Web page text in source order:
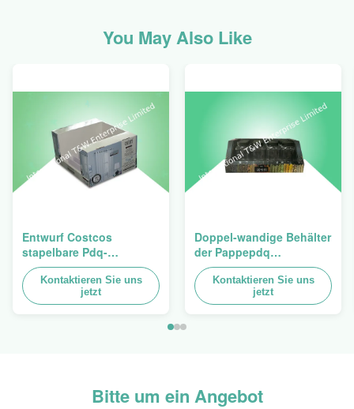
You May Also Like
Entwurf Costcos
stapelbare Pdq-
Hochleistungsbehälter
zum Verkauf des
Vorhangs, Last 100kgs
Kontaktieren Sie uns
jetzt
Doppel-wandige Behälter
der Pappepdq
Hochleistungsstackup
für die Förderung von
Gewürzen/von
Kontaktieren Sie uns
jetzt
Bitte um ein Angebot